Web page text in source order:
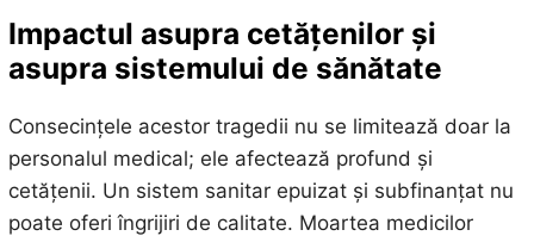
Impactul asupra cetățenilor și
asupra sistemului de sănătate
Consecințele acestor tragedii nu se limitează doar la
personalul medical; ele afectează profund și
cetățenii. Un sistem sanitar epuizat și subfinanțat nu
poate oferi îngrijiri de calitate. Moartea medicilor